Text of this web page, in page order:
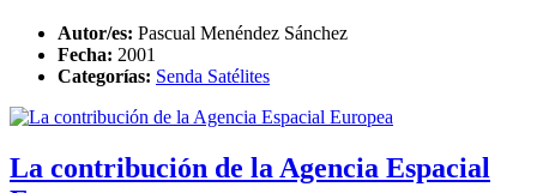
Autor/es: Pascual Menéndez Sánchez
Fecha: 2001
Categorías: Senda Satélites
La contribución de la Agencia Espacial